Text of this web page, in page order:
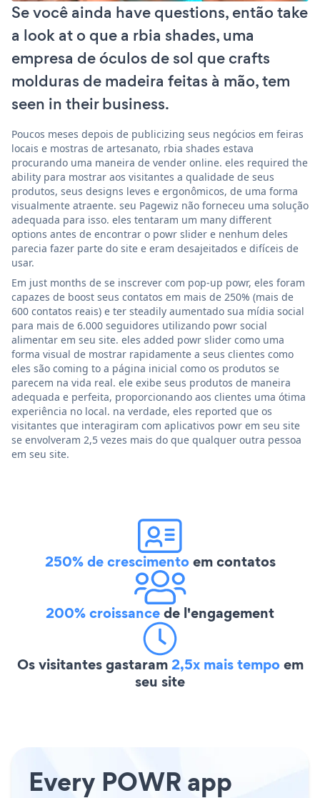
Se você ainda have questions, então take
a look at o que a rbia shades, uma
empresa de óculos de sol que crafts
molduras de madeira feitas à mão, tem
seen in their business.
Poucos meses depois de publicizing seus negócios em feiras
locais e mostras de artesanato, rbia shades estava
procurando uma maneira de vender online. eles required the
ability para mostrar aos visitantes a qualidade de seus
produtos, seus designs leves e ergonômicos, de uma forma
visualmente atraente. seu Pagewiz não forneceu uma solução
adequada para isso. eles tentaram um many different
options antes de encontrar o powr slider e nenhum deles
parecia fazer parte do site e eram desajeitados e difíceis de
usar.
Em just months de se inscrever com pop-up powr, eles foram
capazes de boost seus contatos em mais de 250% (mais de
600 contatos reais) e ter steadily aumentado sua mídia social
para mais de 6.000 seguidores utilizando powr social
alimentar em seu site. eles added powr slider como uma
forma visual de mostrar rapidamente a seus clientes como
eles são coming to a página inicial como os produtos se
parecem na vida real. ele exibe seus produtos de maneira
adequada e perfeita, proporcionando aos clientes uma ótima
experiência no local. na verdade, eles reported que os
visitantes que interagiram com aplicativos powr em seu site
se envolveram 2,5 vezes mais do que qualquer outra pessoa
em seu site.
250% de crescimentoem contatos
200% croissancede l'engagement
Os visitantes gastaram2,5x mais tempoem
seu site
Every POWR app